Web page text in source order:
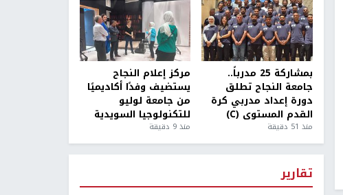
بمشاركة 25 مدرباً..
جامعة النجاح تطلق
دورة إعداد مدربي كرة
القدم المستوى (C)
منذ 51 دقيقة
مركز إعلام النجاح
يستضيف وفدًا أكاديميًا
من جامعة لوليو
للتكنولوجيا السويدية
منذ 9 دقيقة
تقارير